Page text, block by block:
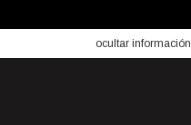
ocultar información